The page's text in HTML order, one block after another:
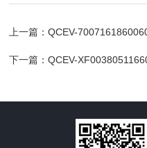
上一篇：QCEV-
下一篇：QCEV-